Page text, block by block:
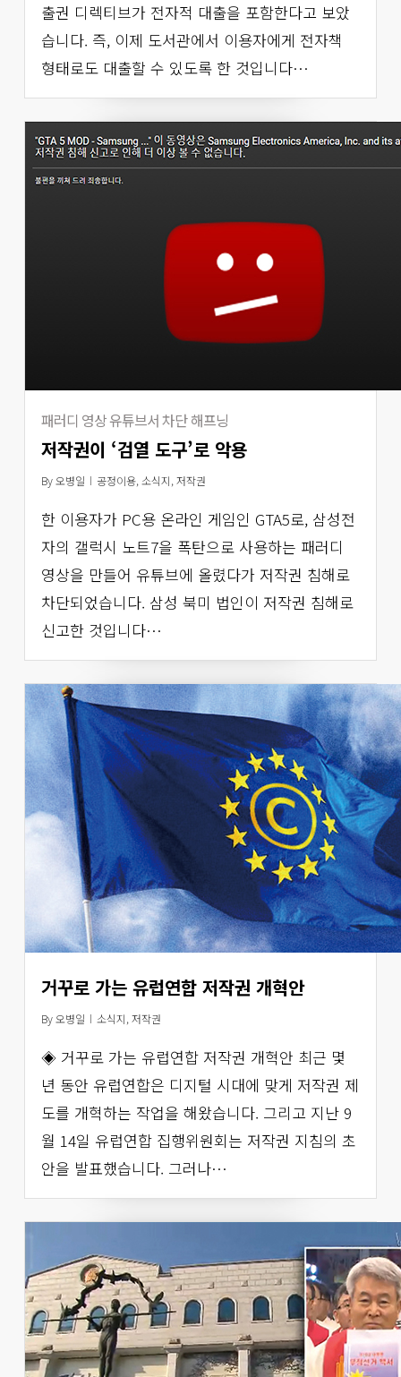
출권 디렉티브가 전자적 대출을 포함한다고 보았
습니다. 즉, 이제 도서관에서 이용자에게 전자책
형태로도 대출할 수 있도록 한 것입니다…
패러디 영상 유튜브서 차단 해프닝
저작권이 ‘검열 도구’로 악용
By오병일 공정이용, 소식지, 저작권
한 이용자가 PC용 온라인 게임인 GTA5로, 삼성전
자의 갤럭시 노트7을 폭탄으로 사용하는 패러디
영상을 만들어 유튜브에 올렸다가 저작권 침해로
차단되었습니다. 삼성 북미 법인이 저작권 침해로
신고한 것입니다…
거꾸로 가는 유럽연합 저작권 개혁안
By오병일 소식지, 저작권
◈ 거꾸로 가는 유럽연합 저작권 개혁안 최근 몇
년 동안 유럽연합은 디지털 시대에 맞게 저작권 제
도를 개혁하는 작업을 해왔습니다. 그리고 지난 9
월 14일 유럽연합 집행위원회는 저작권 지침의 초
안을 발표했습니다. 그러나…